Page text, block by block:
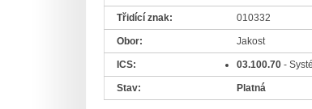
Třidící znak: 010332
Obor: Jakost
ICS: 03.100.70-
Stav: Platná